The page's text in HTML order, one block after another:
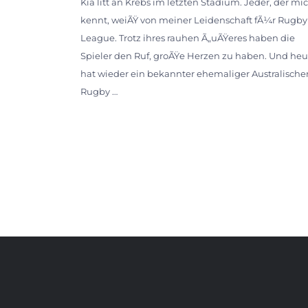
kennt, weiÃŸ von meiner Leidenschaft fÃ¼r Rugby
League. Trotz ihres rauhen Ã„uÃŸeres haben die
Spieler den Ruf, groÃŸe Herzen zu haben. Und
hat wieder ein bekannter ehemaliger
Rugby …